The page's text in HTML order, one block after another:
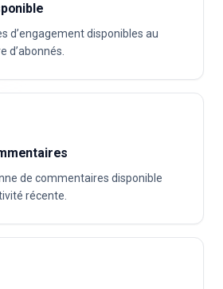
d’engagement disponibles au
d’abonnés.
de commentaires disponible
récente.